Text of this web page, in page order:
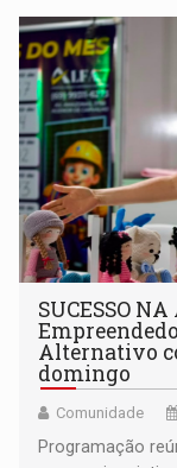
SUCESSO
Alternativo
domingo
Comunidade
Programação